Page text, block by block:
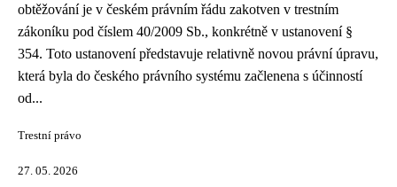
obtěžování je v českém právním řádu zakotven v trestním
zákoníku pod číslem 40/2009 Sb., konkrétně v ustanovení §
354. Toto ustanovení představuje relativně novou právní úpravu,
která byla do českého právního systému začlenena s účinností
od...
Trestní právo
27. 05. 2026